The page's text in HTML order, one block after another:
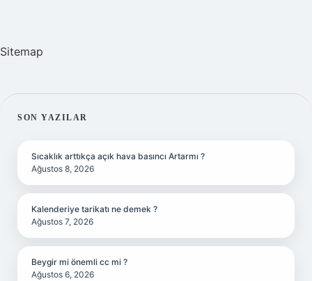
Sitemap
SIDEBAR
SON YAZILAR
Sıcaklık arttıkça açık hava basıncı Artarmı ?
Ağustos 8, 2026
Kalenderiye tarikatı ne demek ?
Ağustos 7, 2026
Beygir mi önemli cc mi ?
Ağustos 6, 2026